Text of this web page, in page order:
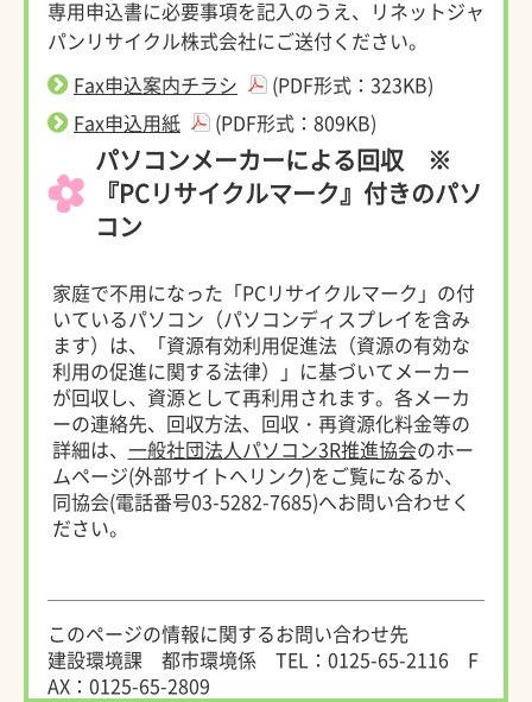
専用申込書に必要事項を記入のうえ、リネットジャ
パンリサイクル株式会社にご送付ください。
Fax申込案内チラシ
(PDF形式：323KB)
Fax申込用紙
(PDF形式：809KB)
パソコンメーカーによる回収 ※
『PCリサイクルマーク』付きのパソ
コン
家庭で不用になった「PCリサイクルマーク」の付
いているパソコン（パソコンディスプレイを含み
ます）は、「資源有効利用促進法（資源の有効な
利用の促進に関する法律）」に基づいてメーカー
が回収し、資源として再利用されます。各メーカ
ーの連絡先、回収方法、回収・再資源化料金等の
詳細は、 一般社団法人パソコン3R推進協会のホー
ムページ(外部サイトへリンク)をご覧になるか、
同協会(電話番号03-5282-7685)へお問い合わせく
ださい。
このページの情報に関するお問い合わせ先
建設環境課 都市環境係
TEL：0125-65-2116
F
AX：0125-65-2809